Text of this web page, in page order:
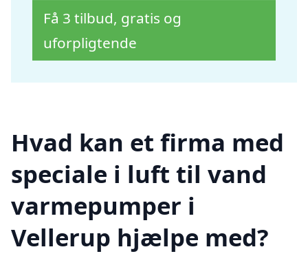
Få 3 tilbud, gratis og
uforpligtende
Hvad kan et firma med
speciale i luft til vand
varmepumper i
Vellerup hjælpe med?